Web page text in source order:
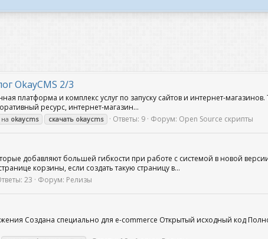
OkayCMS 2/3
платформа и комплекс услуг по запуску сайтов и интернет-
ресурс, интернет‑магазин...
okaycms скачать okaycms Ответы: 9 Форум: Open Source скрипты
добавляют большей гибкости при работе с системой в новой
корзины, если создать такую страницу в...
23 Форум: Релизы
Создана специально для e-commerce Открытый исходный код